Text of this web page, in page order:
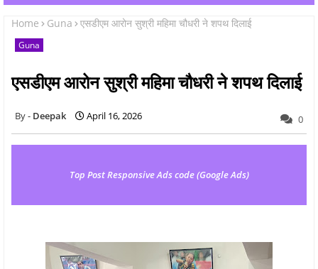
Home Guna एसडीएम आरोन सुश्री महिमा चौधरी ने शपथ दिलाई
Guna
एसडीएम आरोन सुश्री महिमा चौधरी ने शपथ दिलाई
Deepak April 16, 2026 0
Top Post Responsive Ads code (Google Ads)